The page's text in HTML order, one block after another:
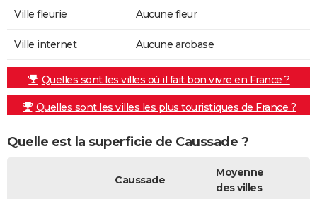
Ville fleurie Aucune fleur
Ville internet Aucune arobase
Quelles sont les villes où il fait bon vivre en France ?
Quelles sont les villes les plus touristiques de France ?
Quelle est la superficie de Caussade ?
Caussade
Moyenne
des villes